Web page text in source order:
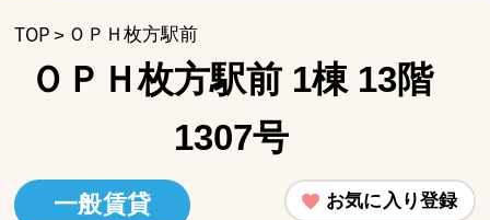
TOP ＯＰＨ枚方駅前
ＯＰＨ枚方駅前 1棟 13階
1307号
一般賃貸 お気に入り登録